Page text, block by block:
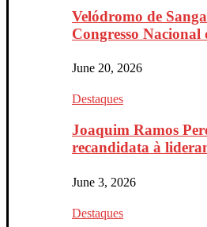
Velódromo de
Congresso Nacional
June 20, 2026
Destaques
Joaquim Ramos
recandidata à
June 3, 2026
Destaques